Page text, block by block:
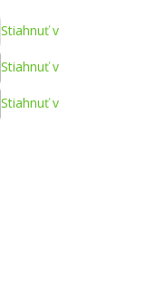
Stiahnuť v
Stiahnuť v
Stiahnuť v